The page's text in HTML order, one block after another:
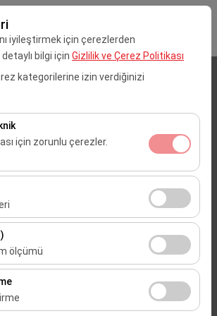
iyileştirmek için çerezlerden
bilgi için Gizlilik ve Çerez Politikası
kategorilerine izin verdiğinizi
için zorunlu çerezler.
doğru şekilde çalışması, güvenlik,
temel işlevler için gereklidir. Devre
nasıl kullanıldığını (ziyaretçi sayısı,
sayfalar, kullanıcı davranışları)
Bu veriler, web sitesi
ve kullanıcı deneyimini sürekli
ölçümü
alanlarınıza uygun kişiselleştirilmiş
ve reklam kampanyalarımızın
sayısı, tıklama oranı) ölçmemize
Uluslararası Havalimanı (Dış Hatlar)
lokasyona bırakacağım